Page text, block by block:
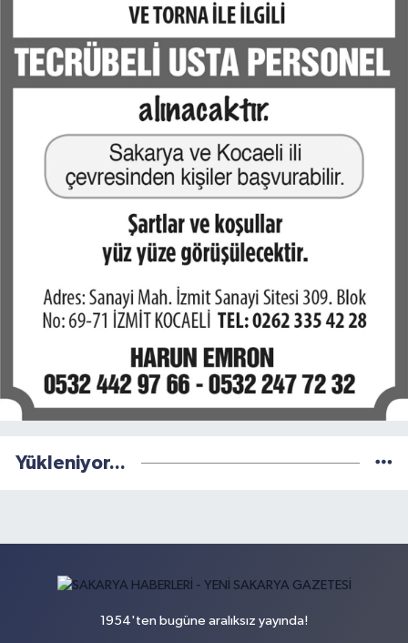
Yükleniyor...
1954'ten bugüne aralıksız yayında!